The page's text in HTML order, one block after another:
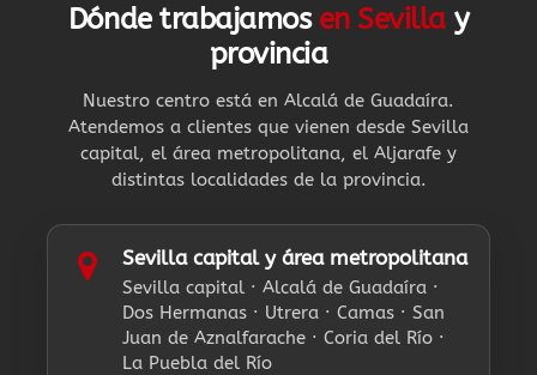
Dónde trabajamos en Sevilla y
provincia
Nuestro centro está en Alcalá de Guadaíra.
Atendemos a clientes que vienen desde Sevilla
capital, el área metropolitana, el Aljarafe y
distintas localidades de la provincia.
Sevilla capital y área metropolitana
Sevilla capital · Alcalá de Guadaíra ·
Dos Hermanas · Utrera · Camas · San
Juan de Aznalfarache · Coria del Río ·
La Puebla del Río